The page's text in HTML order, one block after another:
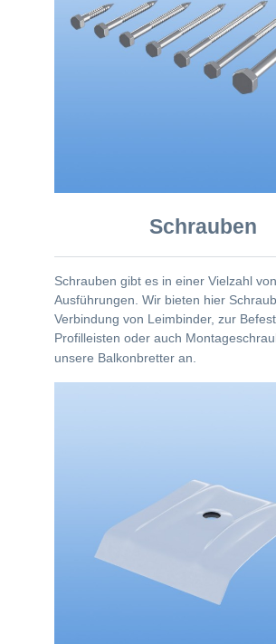
Schrauben
Schrauben gibt es in einer Vielzahl von
Ausführungen. Wir bieten hier
Verbindung von Leimbinder, zur
Profilleisten oder auch
unsere Balkonbretter an.